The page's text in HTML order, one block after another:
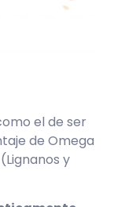
el de ser
de Omega
y